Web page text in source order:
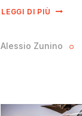
LEGGI DI PIÙ
Alessio Zunino